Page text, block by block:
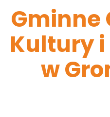
Gminne
Kultury
w